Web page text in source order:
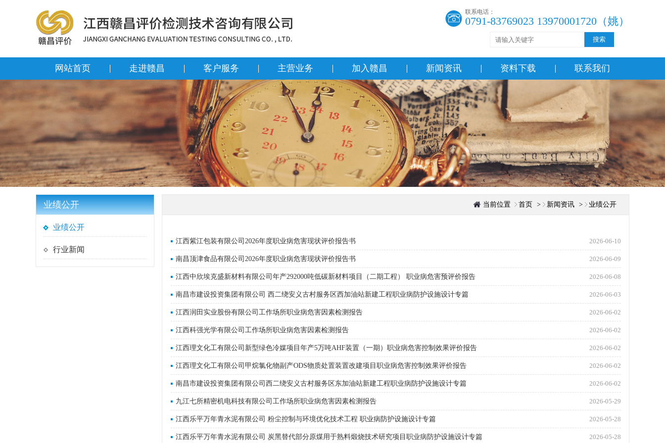
联系电话：
0791-83769023 13970001720（姚）
搜索
网站首页 走进赣昌 客户服务 主营业务 加入赣昌 新闻资讯 资料下载 联系我们
业绩公开
业绩公开
行业新闻
当前位置 首页 > 新闻资讯 > 业绩公开
江西紫江包装有限公司2026年度职业病危害现状评价报告书 2026-06-10
南昌顶津食品有限公司2026年度职业病危害现状评价报告书 2026-06-09
江西中欣埃克盛新材料有限公司年产292000吨低碳新材料项目（二期工程） 职业病危害预评价报告 2026-06-08
南昌市建设投资集团有限公司 西二绕安义古村服务区西加油站新建工程职业病防护设施设计专篇 2026-06-03
江西润田实业股份有限公司工作场所职业病危害因素检测报告 2026-06-02
江西科强光学有限公司工作场所职业病危害因素检测报告 2026-06-02
江西理文化工有限公司新型绿色冷媒项目年产5万吨AHF装置（一期）职业病危害控制效果评价报告 2026-06-02
江西理文化工有限公司甲烷氯化物副产ODS物质处置装置改建项目职业病危害控制效果评价报告 2026-06-02
南昌市建设投资集团有限公司西二绕安义古村服务区东加油站新建工程职业病防护设施设计专篇 2026-06-02
九江七所精密机电科技有限公司工作场所职业病危害因素检测报告 2026-05-29
江西乐平万年青水泥有限公司 粉尘控制与环境优化技术工程 职业病防护设施设计专篇 2026-05-28
江西乐平万年青水泥有限公司 炭黑替代部分原煤用于熟料煅烧技术研究项目职业病防护设施设计专篇 2026-05-28